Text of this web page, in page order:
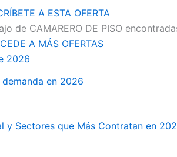
A ESTA OFERTA
de CAMARERO DE PISO
A MÁS OFERTAS
2026
en 2026
y Sectores que Más Contratan en